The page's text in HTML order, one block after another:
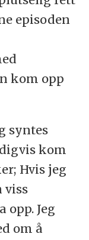
episoden
kom opp
syntes
kom
Hvis jeg
viss
opp. Jeg
om å